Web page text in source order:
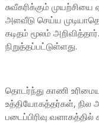
சுவீகரிக்கும்
அளவீடு செய்ய
கடிதம் மூலம்
நிறுத்தப்பட்டுள்ளது.
தொடர்ந்து காணி
உத்தியோகத்தர்கள், நில
படைப்பிரிவு